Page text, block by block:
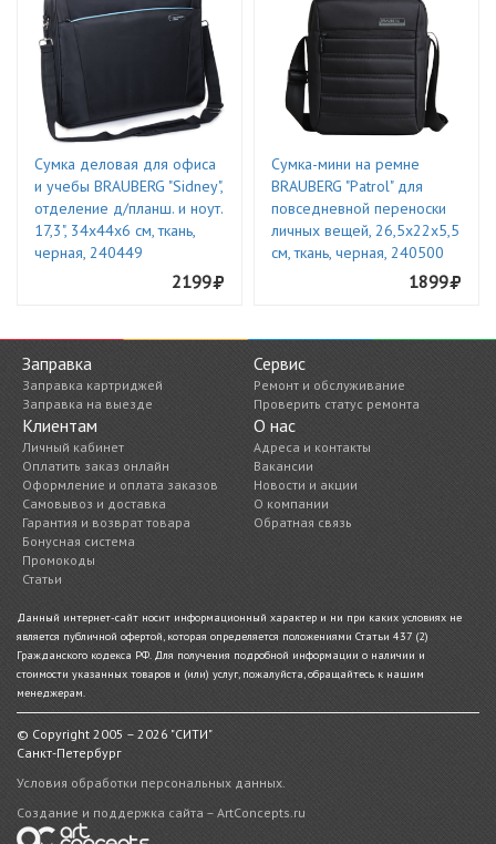
Сумка деловая для офиса
и учебы BRAUBERG "Sidney",
отделение д/планш. и ноут.
17,3", 34х44х6 см, ткань,
черная, 240449
2199
Сумка-мини на ремне
BRAUBERG "Patrol" для
повседневной переноски
личных вещей, 26,5х22х5,5
см, ткань, черная, 240500
1899
Заправка
Заправка картриджей
Заправка на выезде
Сервис
Ремонт и обслуживание
Проверить статус ремонта
Клиентам
Личный кабинет
Оплатить заказ онлайн
Оформление и оплата заказов
Самовывоз и доставка
Гарантия и возврат товара
Бонусная система
Промокоды
Статьи
О нас
Адреса и контакты
Вакансии
Новости и акции
О компании
Обратная связь
Данный интернет-сайт носит информационный характер и ни при каких условиях не
является публичной офертой, которая определяется положениями Статьи 437 (2)
Гражданского кодекса РФ. Для получения подробной информации о наличии и
стоимости указанных товаров и (или) услуг, пожалуйста, обращайтесь к нашим
менеджерам.
© Copyright 2005 – 2026 "СИТИ"
Санкт-Петербург
Условия обработки персональных данных.
Создание и поддержка сайта – ArtConcepts.ru